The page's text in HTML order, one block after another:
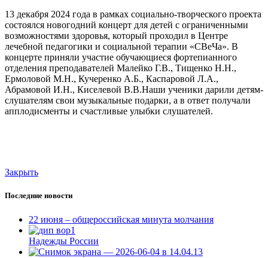
13 декабря 2024 года в рамках социально-творческого проекта
состоялся новогодний концерт для детей с ограниченными
возможностями здоровья, который проходил в Центре
лечебной педагогики и социальной терапии «СВеЧа». В
концерте приняли участие обучающиеся фортепианного
отделения преподавателей Малейко Г.В., Тищенко Н.Н.,
Ермоловой М.Н., Кучеренко А.Б., Каспаровой Л.А.,
Абрамовой И.Н., Киселевой В.В.Наши ученики дарили детям-
слушателям свои музыкальные подарки, а в ответ получали
апплодисменты и счастливые улыбки слушателей.
Закрыть
Последние новости
22 июня – общероссийская минута молчания
Надежды России